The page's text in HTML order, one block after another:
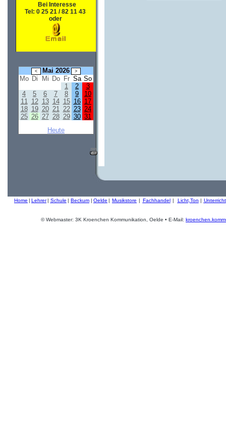
Bei Interesse
Tel: 0 25 21 / 82 11 43
oder
Mai 2026
Mo Di Mi Do Fr Sa So
1
2
3
4
5 6 7 8 9
10
11 12 13 14 15 16 17
18 19 20 21 22 23 24
25 26 27 28 29 30 31
Heute
Home | Lehrer| Schule | Beckum | Oelde | Musikstore | Fachhandel | Licht,Ton | Unterricht
© Webmaster: 3K Kroenchen Kommunikation, Oelde • E-Mail: